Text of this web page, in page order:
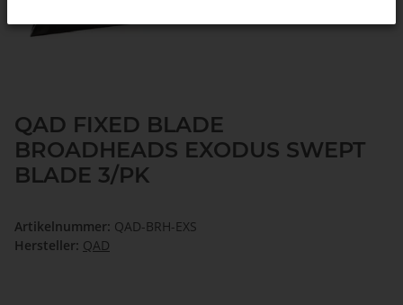
QAD FIXED BLADE
BROADHEADS EXODUS SWEPT
BLADE 3/PK
Artikelnummer: QAD-BRH-EXS
Hersteller: QAD